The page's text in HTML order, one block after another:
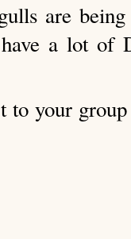
are
a lot of
to your